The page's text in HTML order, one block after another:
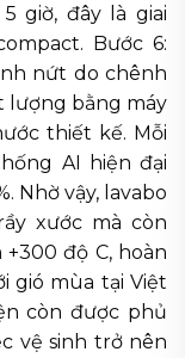
giờ, đây là giai
Bước 6:
nứt do chênh
lượng bằng máy
thiết kế. Mỗi
AI hiện đại
Nhờ vậy, lavabo
xước mà còn
độ C, hoàn
gió mùa tại Việt
còn được phủ
vệ sinh trở nên